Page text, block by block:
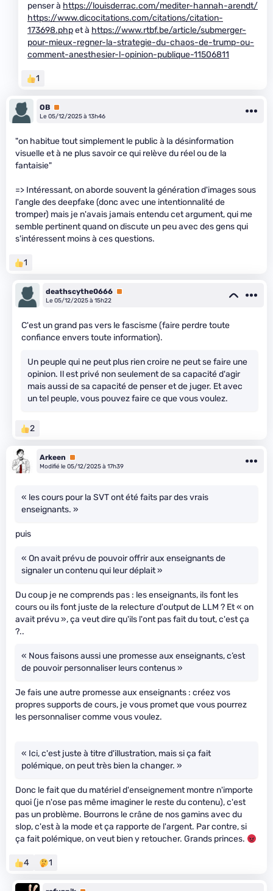
penser à https://louisderrac.com/mediter-hannah-arendt/
https://www.dicocitations.com/citations/citation-
173698.phpet à https://www.rtbf.be/article/submerger-
pour-mieux-regner-la-strategie-du-chaos-de-trump-ou-
comment-anesthesier-l-opinion-publique-11506811
1
OB Premium
Le 05/12/2025 à 13h46
"on habitue tout simplement le public à la désinformation
visuelle et à ne plus savoir ce qui relève du réel ou de la
fantaisie"
=> Intéressant, on aborde souvent la génération d'images sous
l'angle des deepfake (donc avec une intentionnalité de
tromper) mais je n'avais jamais entendu cet argument, qui me
semble pertinent quand on discute un peu avec des gens qui
s'intéressent moins à ces questions.
1
deathscythe0666 Premium
Le 05/12/2025 à 15h22
C'est un grand pas vers le fascisme (faire perdre toute
confiance envers toute information).
Un peuple qui ne peut plus rien croire ne peut se faire une
opinion. Il est privé non seulement de sa capacité d'agir
mais aussi de sa capacité de penser et de juger. Et avec
un tel peuple, vous pouvez faire ce que vous voulez.
2
Arkeen
Premium
Modifié le 05/12/2025 à 17h39
« les cours pour la SVT ont été faits par des vrais
enseignants. »
puis
« On avait prévu de pouvoir offrir aux enseignants de
signaler un contenu qui leur déplait »
Du coup je ne comprends pas : les enseignants, ils font les
cours ou ils font juste de la relecture d'output de LLM ? Et « on
avait prévu », ça veut dire qu'ils l'ont pas fait du tout, c'est ça
?..
« Nous faisons aussi une promesse aux enseignants, c’est
de pouvoir personnaliser leurs contenus »
Je fais une autre promesse aux enseignants : créez vos
propres supports de cours, je vous promet que vous pourrez
les personnaliser comme vous voulez.
« Ici, c'est juste à titre d'illustration, mais si ça fait
polémique, on peut très bien la changer. »
Donc le fait que du matériel d'enseignement montre n'importe
quoi (je n'ose pas même imaginer le reste du contenu), c'est
pas un problème. Bourrons le crâne de nos gamins avec du
slop, c'est à la mode et ça rapporte de l'argent. Par contre, si
ça fait polémique, on veut bien y retoucher. Grands princes.
4 1